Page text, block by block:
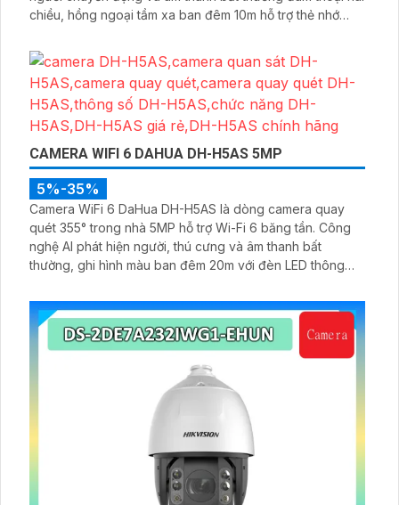
chiều, hồng ngoại tầm xa ban đêm 10m hỗ trợ thẻ nhớ
DMSS
CAMERA WIFI 6 DAHUA DH-H5AS 5MP
5%-35%
Camera WiFi 6 DaHua DH-H5AS là dòng camera quay
quét 355° trong nhà 5MP hỗ trợ Wi-Fi 6 băng tần. Công
nghệ AI phát hiện người, thú cưng và âm thanh bất
thường, ghi hình màu ban đêm 20m với đèn LED thông
dụng DMSS,